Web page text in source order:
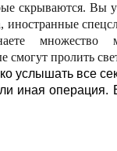
скрываются. Вы
иностранные
множество
смогут пролить
услышать все
иная операция.